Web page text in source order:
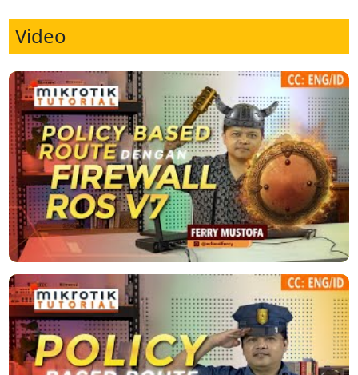
Video